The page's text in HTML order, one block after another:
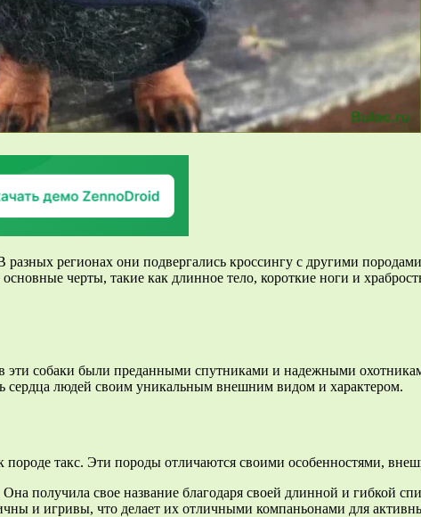
регионах они подвергались кроссингу с другими
черты, такие как длинное тело, короткие ноги и
эти собаки были преданными спутниками и надежными
людей своим уникальным внешним видом и характером.
породе такс. Эти породы отличаются своими особенностями,
получила свое название благодаря своей длинной и гибкой
и игривы, что делает их отличными компаньонами для